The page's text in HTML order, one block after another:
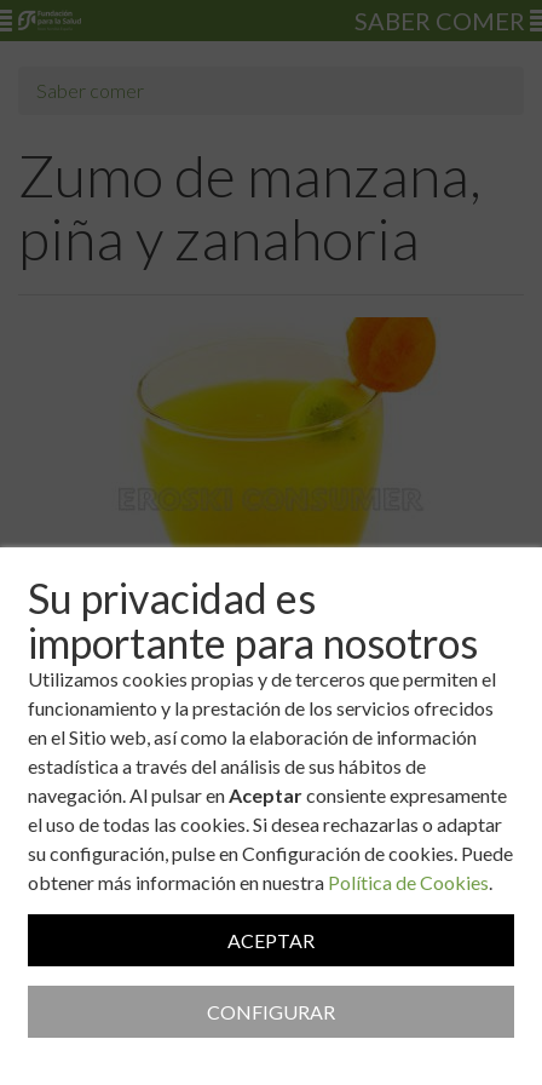
Su privacidad es
importante para nosotros
Utilizamos cookies propias y de terceros que permiten el
funcionamiento y la prestación de los servicios ofrecidos
en el Sitio web, así como la elaboración de información
estadística a través del análisis de sus hábitos de
navegación. Al pulsar enAceptarconsiente expresamente
el uso de todas las cookies. Si desea rechazarlas o adaptar
su configuración, pulse en Configuración de cookies. Puede
obtener más información en nuestra Política de Cookies.
ACEPTAR
CONFIGURAR
SABER COMER
Saber comer
Zumo de manzana,
piña y zanahoria
Ingredientes
1 kilo de manzana verde.
250 gramos de piña natural.
250 gramos de zanahoria.
1 limón.
De 5 a 10 minutos